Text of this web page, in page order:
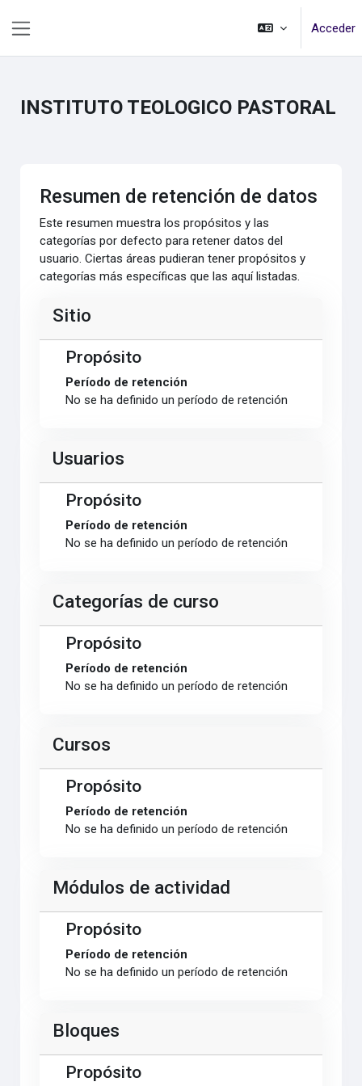
Acceder
INSTITUTO TEOLOGICO PASTORAL
Resumen de retención de datos
Este resumen muestra los propósitos y las
categorías por defecto para retener datos del
usuario. Ciertas áreas pudieran tener propósitos y
categorías más específicas que las aquí listadas.
Sitio
Propósito
Período de retención
No se ha definido un período de retención
Usuarios
Propósito
Período de retención
No se ha definido un período de retención
Categorías de curso
Propósito
Período de retención
No se ha definido un período de retención
Cursos
Propósito
Período de retención
No se ha definido un período de retención
Módulos de actividad
Propósito
Período de retención
No se ha definido un período de retención
Bloques
Propósito